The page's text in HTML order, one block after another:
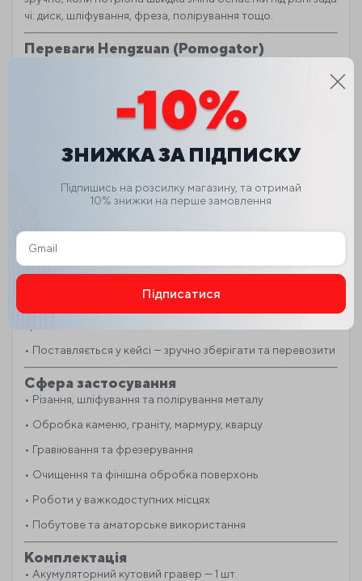
чі: диск, шліфування, фреза, полірування тощо.
Переваги Hengzuan (Pomogator)
• Безщітковий двигун — ресурс, стабільність і ефективніст
• Акумуляторна система 21 В — автономність без втрати п
родуктивності
• Регулювання швидкості — підлаштування під матеріал та
• Поставляється у кейсі — зручно зберігати та перевозити
Сфера застосування
• Різання, шліфування та полірування металу
• Обробка каменю, граніту, мармуру, кварцу
• Гравіювання та фрезерування
• Очищення та фінішна обробка поверхонь
• Роботи у важкодоступних місцях
• Побутове та аматорське використання
Комплектація
• Акумуляторний кутовий гравер — 1 шт.
ЗНИЖКА ЗА ПІДПИСКУ
Підпишись на розсилку магазину, та отримай
10% знижки на перше замовлення
Підписатися